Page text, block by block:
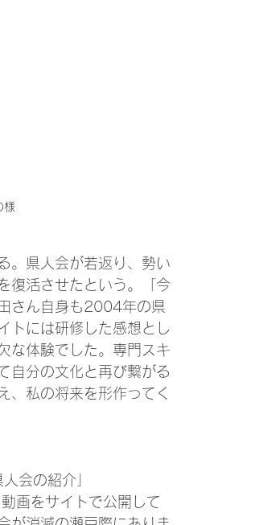
様
県人会が若返り、勢い
復活させたという。「今
さん自身も2004年の県
トには研修した感想とし
な体験でした。専門スキ
自分の文化と再び繋がる
、私の将来を形作ってく
会の紹介」
画をサイトで公開して